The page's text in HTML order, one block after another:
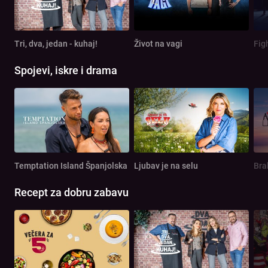
Tri, dva, jedan - kuhaj! Život na vagi
Spojevi, iskre i drama
Temptation Island Španjolska Ljubav je na selu
Recept za dobru zabavu